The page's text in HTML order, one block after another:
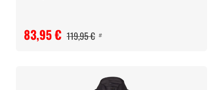
83,95 € 119,95 € #